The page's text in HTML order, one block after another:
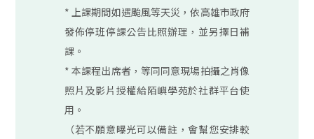
* 上課期間如遇颱風等天災，依高雄市政府
發佈停班停課公告比照辦理，並另擇日補
課。
​*本課程出席者，等同同意現場拍攝之肖像
照片及影片授權給陌嶼學苑於社群平台使
用。
（若不願意曝光可以備註，會幫您安排較